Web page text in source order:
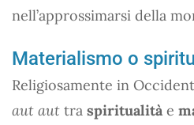
nell’approssimarsi della
Materialismo o
Religiosamente in
aut aut tra spiritualità e